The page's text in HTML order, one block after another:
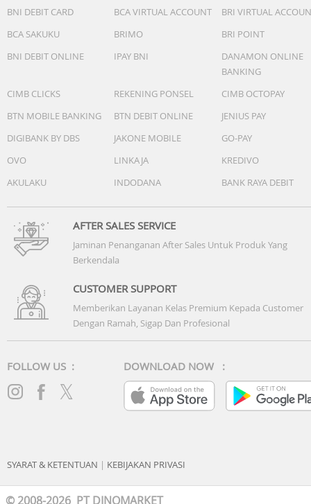
BNI DEBIT CARD
BCA VIRTUAL ACCOUNT
BRI VIRTUAL
BCA SAKUKU
BRIMO
BRI POINT
BNI DEBIT ONLINE
IPAY BNI
DANAMON ONLINE
BANKING
CIMB CLICKS
REKENING PONSEL
CIMB OCTOPAY
BTN MOBILE BANKING
BTN DEBIT ONLINE
JENIUS PAY
DIGIBANK BY DBS
JAKONE MOBILE
GO-PAY
OVO
LINKAJA
KREDIVO
AKULAKU
INDODANA BANK RAYA DEBIT
AFTER SALES SERVICE
Jaminan Penanganan After Sales Untuk Produk Yang
Berkendala
CUSTOMER SUPPORT
Memberikan Layanan Kelas Premium Kepada Customer
Dengan Ramah, Sigap Dan Profesional
FOLLOW US : DOWNLOAD NOW :
SYARAT & KETENTUAN | KEBIJAKAN PRIVASI
© 2008-2026 PT DINOMARKET